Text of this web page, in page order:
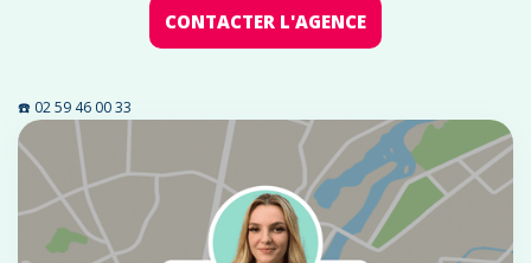
CONTACTER L'AGENCE
☎️ 02 59 46 00 33